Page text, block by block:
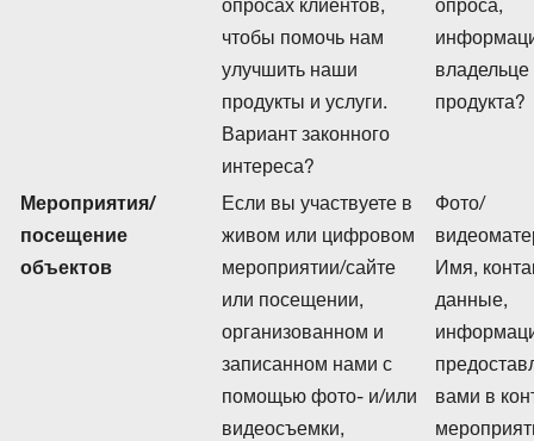
опросах клиентов,
чтобы помочь нам
улучшить наши
продукты и услуги.
Вариант законного
интереса?
опроса,
владельце
продукта?
Мероприятия/
посещение
объектов
Если вы участвуете в
живом или цифровом
мероприятии/сайте
или посещении,
организованном и
записанном нами с
помощью фото- и/или
видеосъемки,
Фото/
Имя,
данные,
вами в